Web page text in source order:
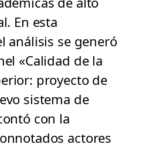
En esta
análisis se generó
«Calidad de la
proyecto de
sistema de
con la
actores